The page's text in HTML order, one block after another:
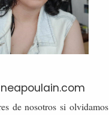
de nosotros si olvidamos